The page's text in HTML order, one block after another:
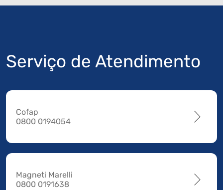
Serviço de Atendimento
Cofap
0800 0194054
Magneti Marelli
0800 0191638